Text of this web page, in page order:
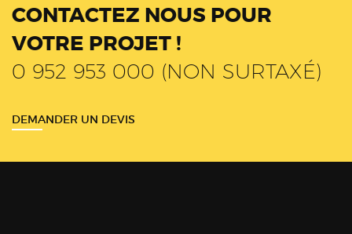
CONTACTEZ NOUS POUR
VOTRE PROJET !
0 952 953 000 (NON SURTAXÉ)
DEMANDER UN DEVIS